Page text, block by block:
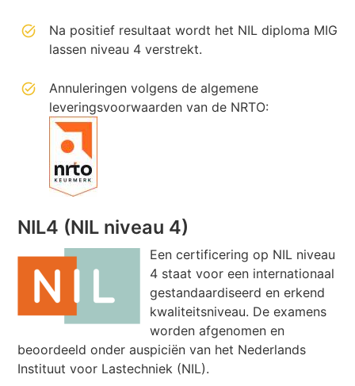
Na positief resultaat wordt het NIL diploma MIG
lassen niveau 4 verstrekt.
Annuleringen volgens de algemene
leveringsvoorwaarden van de NRTO:
NIL4 (NIL niveau 4)
Een certificering op NIL niveau
4 staat voor een internationaal
gestandaardiseerd en erkend
kwaliteitsniveau. De examens
worden afgenomen en
beoordeeld onder auspiciën van het Nederlands
Instituut voor Lastechniek (NIL).